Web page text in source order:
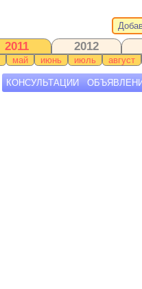
2011 2012
май июнь июль август
КОНСУЛЬТАЦИИ